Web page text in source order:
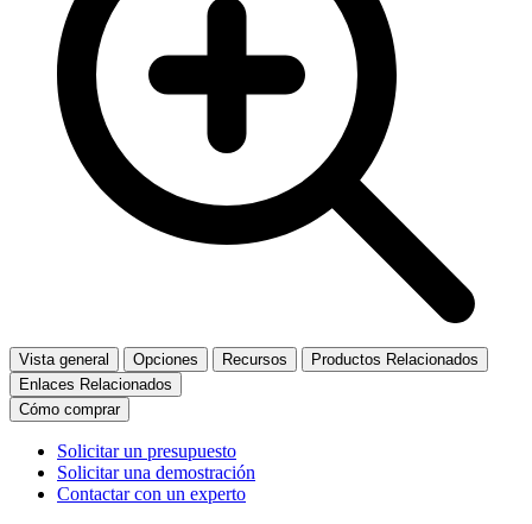
Vista general Opciones Recursos
Productos Relacionados
Enlaces Relacionados
Cómo comprar
Solicitar un presupuesto
Solicitar una demostración
Contactar con un experto